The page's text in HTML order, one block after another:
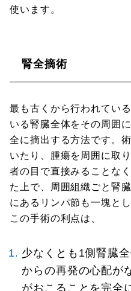
使います。
腎全摘術
最も古くから行われてい
いる腎臓全体をその周囲
全に摘出する方法です。
いたり、腫瘍を周囲に取
者の目で直接みることな
た上で、周囲組織ごと腎
にあるリンパ節も一塊と
この手術の利点は、
少なくとも1側腎臓
からの再発の心配が
がおこることを完全